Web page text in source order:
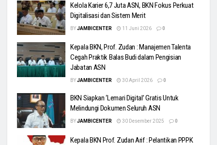
Kelola Karier 6,7 Juta ASN, BKN Fokus Perkuat
Digitalisasi dan Sistem Merit
BYJAMBICENTER 11 Juni 2026 0
Kepala BKN, Prof. Zudan : Manajemen Talenta
Cegah Praktik Balas Budi dalam Pengisian
Jabatan ASN
BYJAMBICENTER 30 April 2026 0
BKN Siapkan ‘Lemari Digital’ Gratis Untuk
Melindungi Dokumen Seluruh ASN
BYJAMBICENTER 30 Desember 2025 0
Kepala BKN Prof. Zudan Arif : Pelantikan PPPK